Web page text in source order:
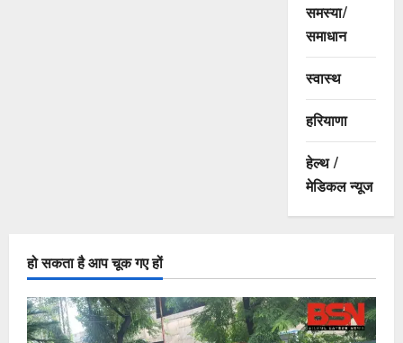
समस्या/
समाधान
स्वास्थ
हरियाणा
हेल्थ /
मेडिकल न्यूज
हो सकता है आप चूक गए हों